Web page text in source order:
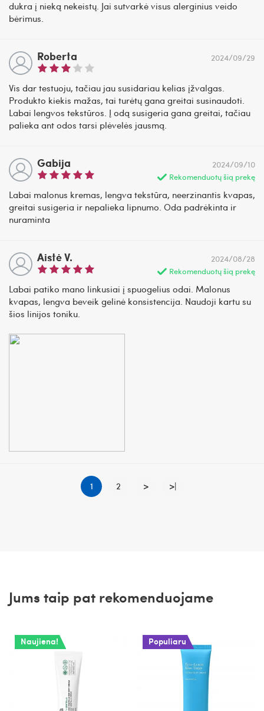
dukra į nieką nekeistų. Jai sutvarkė visus alerginius veido
bėrimus.
Roberta 2024/09/29
Vis dar testuoju, tačiau jau susidariau kelias įžvalgas.
Produkto kiekis mažas, tai turėtų gana greitai susinaudoti.
Labai lengvos tekstūros. Į odą susigeria gana greitai, tačiau
palieka ant odos tarsi plėvelės jausmą.
Gabija
Rekomenduotų šią prekę
2024/09/10
Labai malonus kremas, lengva tekstūra, neerzinantis kvapas,
greitai susigeria ir nepalieka lipnumo. Oda padrėkinta ir
nuraminta
Aistė V.
Rekomenduotų šią prekę
2024/08/28
Labai patiko mano linkusiai į spuogelius odai. Malonus
kvapas, lengva beveik gelinė konsistencija. Naudoji kartu su
šios linijos toniku.
1 2 > >|
Jums taip pat rekomenduojame
Naujiena! Populiaru